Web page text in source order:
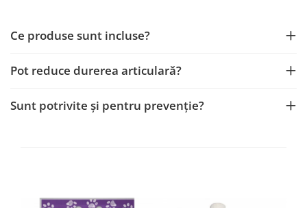
Ce produse sunt incluse?
Pot reduce durerea articulară?
Sunt potrivite și pentru prevenție?